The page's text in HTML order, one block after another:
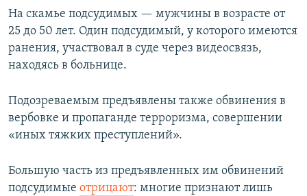
На скамье подсудимых — мужчины в возрасте от
25 до 50 лет. Один подсудимый, у которого имеются
ранения, участвовал в суде через видеосвязь,
находясь в больнице.
Подозреваемым предъявлены также обвинения в
вербовке и пропаганде терроризма, совершении
«иных тяжких преступлений».
Большую часть из предъявленных им обвинений
подсудимые отрицают: многие признают лишь